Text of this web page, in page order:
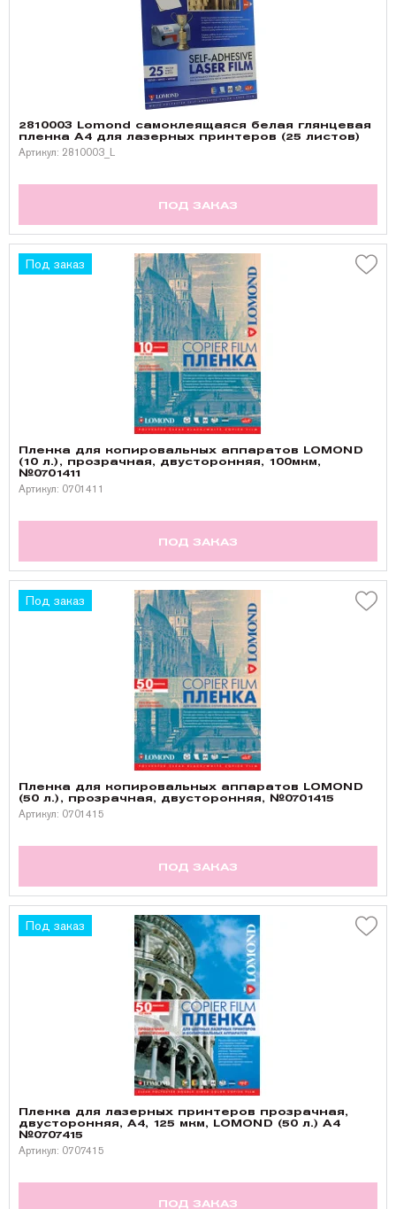
2810003 Lomond самоклеящаяся белая глянцевая
пленка A4 для лазерных принтеров (25 листов)
Артикул: 2810003_L
ПОД ЗАКАЗ
Под заказ
Пленка для копировальных аппаратов LOMOND
(10 л.), прозрачная, двусторонняя, 100мкм,
№0701411
Артикул: 0701411
ПОД ЗАКАЗ
Под заказ
Пленка для копировальных аппаратов LOMOND
(50 л.), прозрачная, двусторонняя, №0701415
Артикул: 0701415
ПОД ЗАКАЗ
Под заказ
Пленка для лазерных принтеров прозрачная,
двусторонняя, А4, 125 мкм, LOMOND (50 л.) A4
№0707415
Артикул: 0707415
ПОД ЗАКАЗ